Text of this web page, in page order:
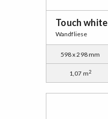
Touch white
Wandfliese
598 x 298 mm
1,07 m2